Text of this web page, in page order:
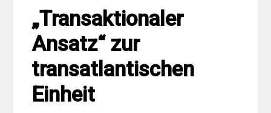
„Transaktionaler
Ansatz“ zur
transatlantischen
Einheit